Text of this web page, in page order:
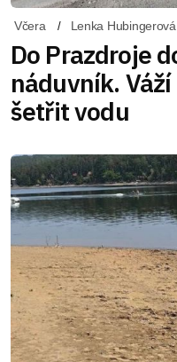
Včera Lenka Hubingerová
Do Prazdroje
náduvník.
šetřit vodu